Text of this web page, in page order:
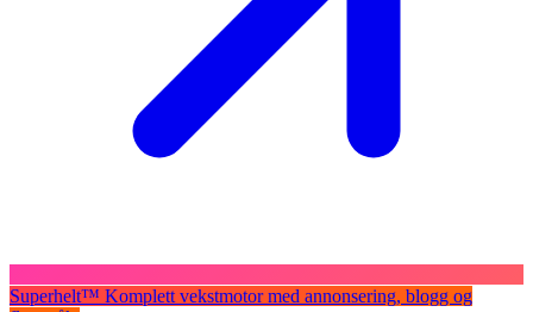
Superhelt™ Komplett vekstmotor med annonsering, blogg og